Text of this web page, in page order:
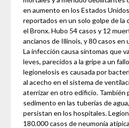
en aumento en los Estados
reportados en un solo golpe de la
el Bronx. Hubo 54 casos y 12
ancianos de Illinois, y 80 casos en
La infección causa síntomas que
leves, parecidos a la gripe a un
legionelosis es causada por
al acecho en el sistema de
aterrizar en otro edificio. También
sedimento en las tuberías de
persistan en los hospitales.
180.000 casos de neumonía